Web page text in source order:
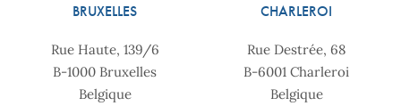
BRUXELLES
Rue Haute, 139/6
B-1000 Bruxelles
Belgique
CHARLEROI
Rue Destrée, 68
B-6001 Charleroi
Belgique